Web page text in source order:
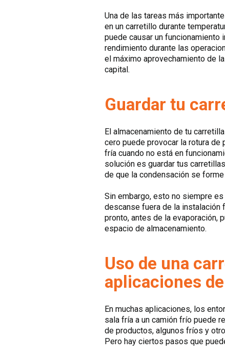
Una de las tareas más
en un carretillo durante
puede causar un
rendimiento durante las
el máximo aprovechamiento de
capital.
Guardar tu
El almacenamiento de tu
cero puede provocar la rotura de
fría cuando no está en
solución es guardar tus
de que la condensación se
Sin embargo, esto no siempre
descanse fuera de la instalación
pronto, antes de la evaporación,
espacio de almacenamiento.
Uso de una
aplicaciones
En muchas aplicaciones, los
sala fría a un camión frío puede
de productos, algunos fríos y
Pero hay ciertos pasos que